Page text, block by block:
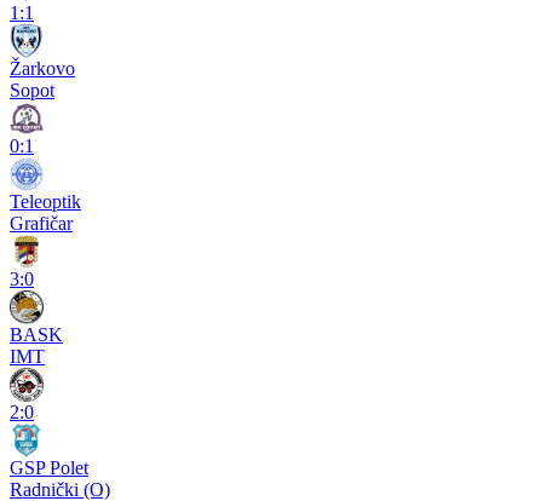
1:1
Žarkovo
Sopot
0:1
Teleoptik
Grafičar
3:0
BASK
IMT
2:0
GSP Polet
Radnički (O)